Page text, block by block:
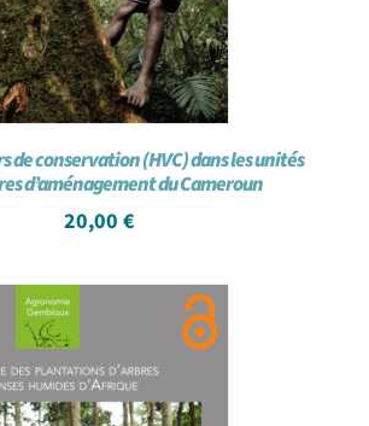
de conservation (HVC) dans les unités
d’aménagement du Cameroun
20,00 €